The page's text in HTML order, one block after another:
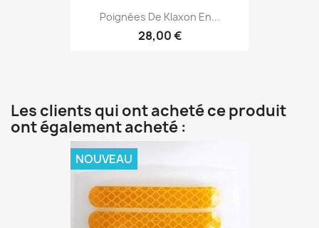
Poignées De Klaxon En...
28,00 €
Les clients qui ont acheté ce produit
ont également acheté :
NOUVEAU